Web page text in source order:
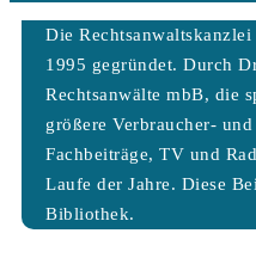
Die
1995 gegründet. Durch
Rechtsanwälte mbB, die
größere Verbraucher-
Fachbeiträge, TV und
Laufe der Jahre. Diese
Bibliothek.